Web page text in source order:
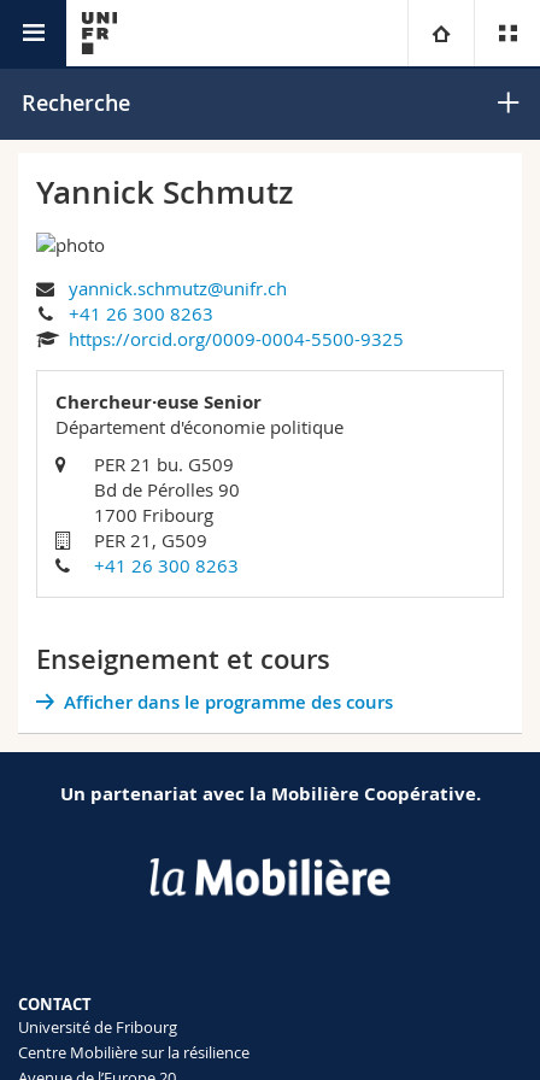
Université
Campus
Recherche
Formation continue
Droit
Lettres et sciences humaines
Sciences de l'éducation et de la formation
Sciences et médecine
Vous êtes
Futurs étudiants
Médias
Chercheurs
Collaborateurs
Ressources
Plan d'accès
Bibliothèques
Webmail
Interfacultaire Centre Mobilière sur la résilience
Recherche
Yannick Schmutz
yannick.schmutz@unifr.ch
+41 26 300 8263
https://orcid.org/0009-0004-5500-9325
Chercheur·euse Senior
Département d'économie politique
PER 21 bu. G509
Bd de Pérolles 90
1700 Fribourg
PER 21, G509
+41 26 300 8263
Enseignement et cours
Afficher dans le programme des cours
Un partenariat avec la Mobilière Coopérative.
CONTACT
Université de Fribourg
Centre Mobilière sur la résilience